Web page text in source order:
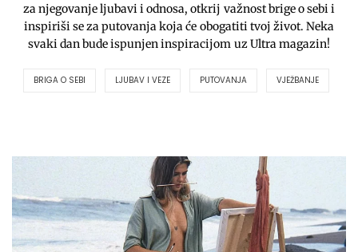
za njegovanje ljubavi i odnosa, otkrij važnost brige o sebi i
inspiriši se za putovanja koja će obogatiti tvoj život. Neka
svaki dan bude ispunjen inspiracijom uz Ultra magazin!
BRIGA O SEBI LJUBAV I VEZE PUTOVANJA VJEŽBANJE